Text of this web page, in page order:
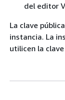
del editor
La clave
instancia. La
utilicen la